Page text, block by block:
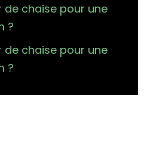
de chaise pour une
?
de chaise pour une
?